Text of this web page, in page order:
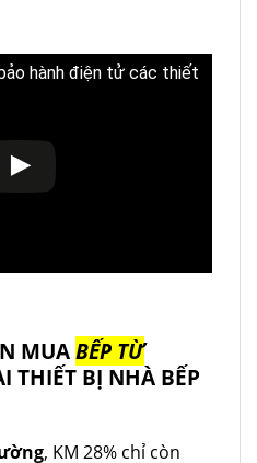
hành điện tử các thiết
MUABẾP TỪ
THIẾT BỊ NHÀ BẾP
, KM 28% chỉ còn